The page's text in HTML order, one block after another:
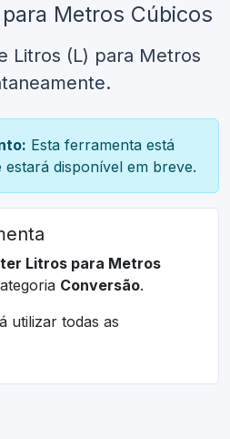
Metros Cúbicos
Litros (L) para Metros
Esta ferramenta está
disponível em breve.
Litros para Metros
Conversão.
utilizar todas as